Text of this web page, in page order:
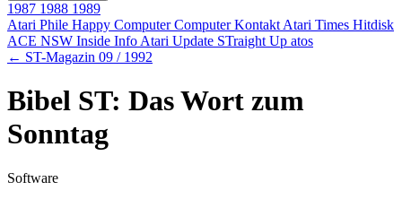
1987 1988 1989
Atari Phile Happy ComputerComputer Kontakt Atari Times Hitdisk
ACE NSW Inside Info Atari Update STraight Up atos
← ST-Magazin 09 / 1992
Bibel ST: Das Wort zum
Sonntag
Software